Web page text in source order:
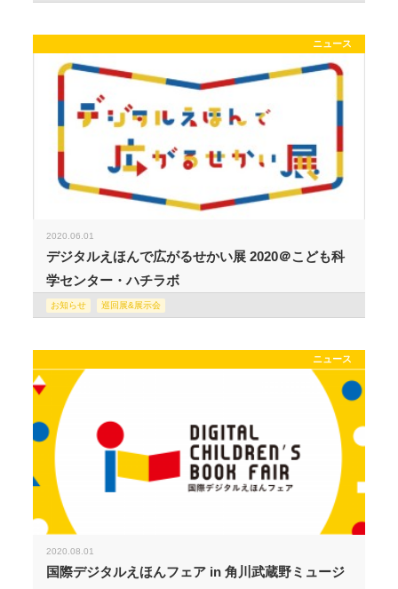
ニュース
2020.06.01
デジタルえほんで広がるせかい展 2020＠こども科
学センター・ハチラボ
お知らせ 巡回展&展示会
ニュース
2020.08.01
国際デジタルえほんフェア in 角川武蔵野ミュージ